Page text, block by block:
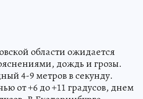
области ожидается
дождь и грозы.
4-9 метров в секунду.
от +6 до +11 градусов, днем